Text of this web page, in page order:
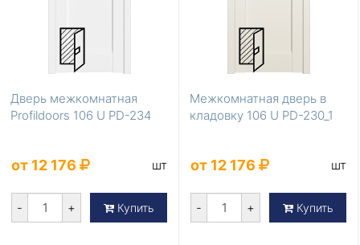
Дверь межкомнатная
Profildoors 106 U PD-234
от 12 176 шт
- + Купить
Межкомнатная дверь в
кладовку 106 U PD-230_1
от 12 176 шт
- + Купить